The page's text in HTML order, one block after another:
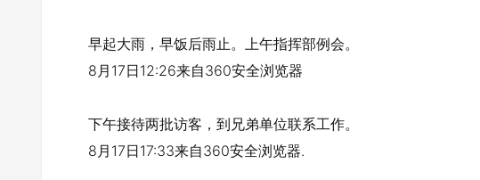
早起大雨，早饭后雨止。上午指挥部例会。
8月17日12:26来自360安全浏览器
下午接待两批访客，到兄弟单位联系工作。
8月17日17:33来自360安全浏览器.